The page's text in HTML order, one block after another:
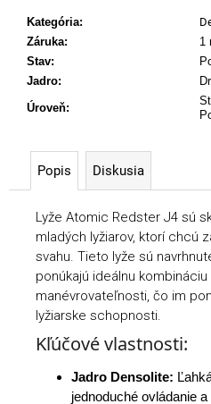
Kategória:
Záruka:
1
Stav:
Jadro:
Úroveň:
Popis Diskusia
Lyže Atomic Redster J4 sú
mladých lyžiarov, ktorí chcú
svahu. Tieto lyže sú
ponúkajú ideálnu
manévrovateľnosti, čo im
lyžiarske schopnosti.
Kľúčové vlastnosti:
Jadro Densolite:
jednoduché ovládanie
EDITION)
89